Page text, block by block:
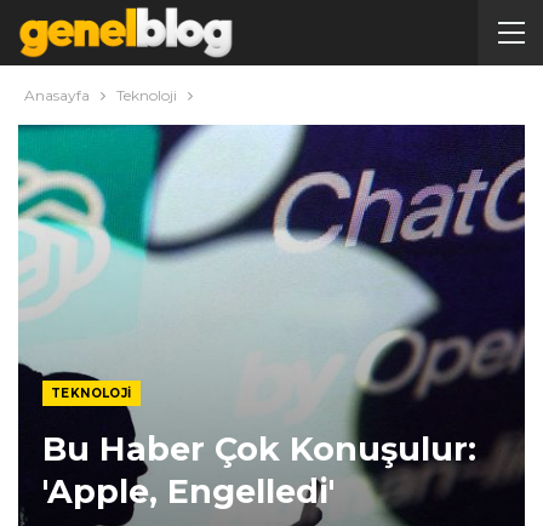
Anasayfa Teknoloji
TEKNOLOJI
Bu Haber Çok Konuşulur:
'Apple, Engelledi'